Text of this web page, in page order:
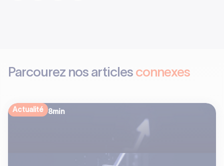
Parcourez nos articles connexes
Actualité 8min